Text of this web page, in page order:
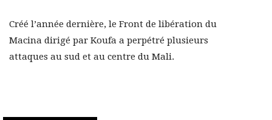
Créé l’année dernière, le Front de libération du
Macina dirigé par Koufa a perpétré plusieurs
attaques au sud et au centre du Mali.